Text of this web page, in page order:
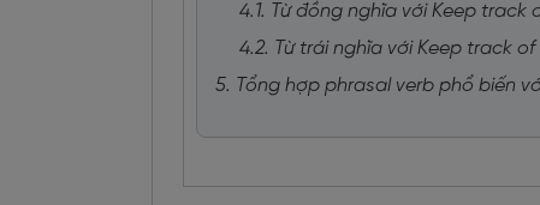
4.1. Từ đồng nghĩa với Keep track
4.2. Từ trái nghĩa với Keep track of
5. Tổng hợp phrasal verb phổ biến